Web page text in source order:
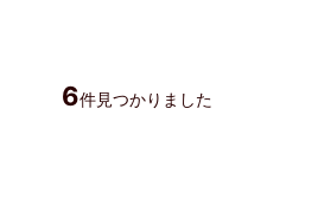
6件見つかりました